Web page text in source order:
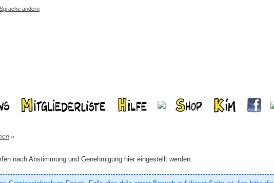
Sprache ändern
»
nach Abstimmung und Genehmigung hier eingestellt werden.